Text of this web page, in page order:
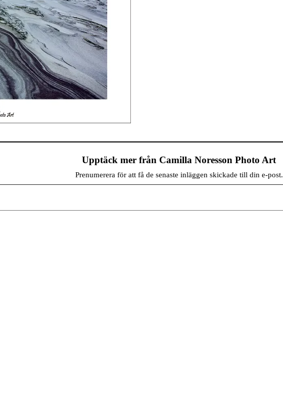
Upptäck mer från Camilla Noresson Photo Art
Prenumerera för att få de senaste inläggen skickade till din e-post.